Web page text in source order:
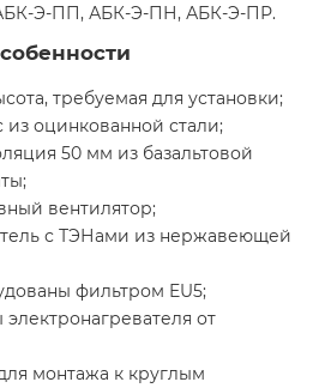
Э-ПП, АБК-Э-ПН, АБК-Э-ПР.
требуемая для установки;
оцинкованной стали;
50 мм из базальтовой
вентилятор;
с ТЭНами из нержавеющей
фильтром EU5;
от
монтажа к круглым